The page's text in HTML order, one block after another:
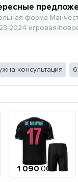
форма
2024 игровая/
консультация
1 090.00 ₴